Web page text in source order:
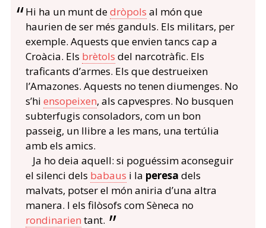
Hi ha un munt dedròpols al món que
haurien de ser més ganduls. Els militars, per
exemple. Aquests que envien tancs cap a
Croàcia. Els brètols del narcotràfic. Els
traficants d’armes. Els que destrueixen
l’Amazones. Aquests no tenen diumenges. No
s’hi ensopeixen, als capvespres. No busquen
subterfugis consoladors, com un bon
passeig, un llibre a les mans, una tertúlia
amb els amics.
Ja ho deia aquell: si poguéssim aconseguir
el silenci dels babaus i la peresa dels
malvats, potser el món aniria d’una altra
manera. I els filòsofs com Sèneca no
rondinarien tant.